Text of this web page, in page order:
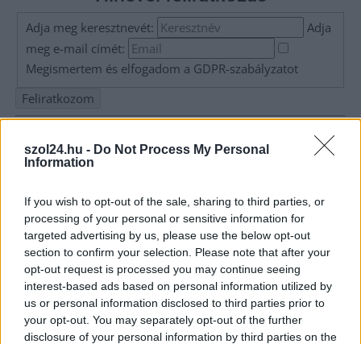
szol24.hu - Do Not Process My Personal
Information
If you wish to opt-out of the sale, sharing to third parties, or
processing of your personal or sensitive information for
targeted advertising by us, please use the below opt-out
section to confirm your selection. Please note that after your
opt-out request is processed you may continue seeing
interest-based ads based on personal information utilized by
us or personal information disclosed to third parties prior to
your opt-out. You may separately opt-out of the further
disclosure of your personal information by third parties on the
Adja meg keresztnevét:
Adja
meg e-mail címét:
Megismertem és elfogadom a GDPR-szabályzatot
Nem szeretne lemaradni semmiről? Csak egy kattintás, és hírlevelünk a
legfrissebb információkkal és exkluzív tartalmakkal hétről hétre
A SZOL24 legfrissebb 24 cikke
Ön szerint hogy készül a hamisítatlan szolnoki habos isler?
Országos ellenőrzés indult a hazai akkumulátoripari
üzemekben